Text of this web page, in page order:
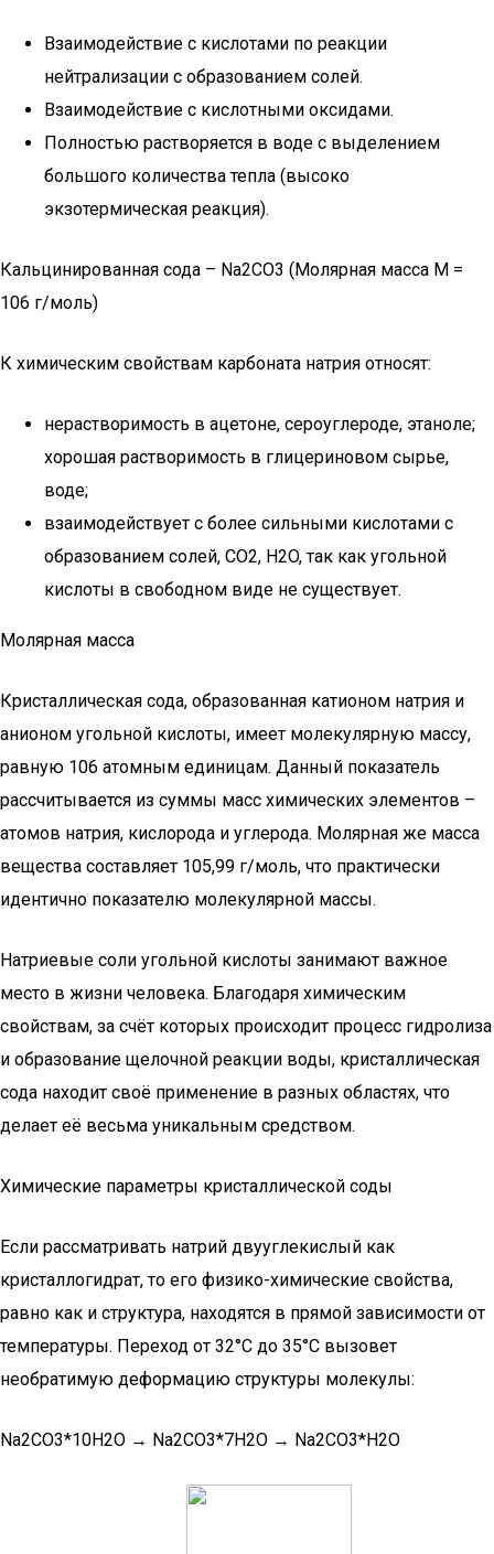
Взаимодействие с кислотами по реакции
нейтрализации с образованием солей.
Взаимодействие с кислотными оксидами.
Полностью растворяется в воде с выделением
большого количества тепла (высоко
экзотермическая реакция).
Кальцинированная сода – Na2CO3 (Молярная масса M =
106 г/моль)
К химическим свойствам карбоната натрия относят:
нерастворимость в ацетоне, сероуглероде, этаноле;
хорошая растворимость в глицериновом сырье,
воде;
взаимодействует с более сильными кислотами с
образованием солей, CO2, H2O, так как угольной
кислоты в свободном виде не существует.
Молярная масса
Кристаллическая сода, образованная катионом натрия и
анионом угольной кислоты, имеет молекулярную массу,
равную 106 атомным единицам. Данный показатель
рассчитывается из суммы масс химических элементов –
атомов натрия, кислорода и углерода. Молярная же масса
вещества составляет 105,99 г/моль, что практически
идентично показателю молекулярной массы.
Натриевые соли угольной кислоты занимают важное
место в жизни человека. Благодаря химическим
свойствам, за счёт которых происходит процесс гидролиза
и образование щелочной реакции воды, кристаллическая
сода находит своё применение в разных областях, что
делает её весьма уникальным средством.
Химические параметры кристаллической соды
Если рассматривать натрий двууглекислый как
кристаллогидрат, то его физико-химические свойства,
равно как и структура, находятся в прямой зависимости от
температуры. Переход от 32°С до 35°С вызовет
необратимую деформацию структуры молекулы:
Na2CO3*10H2O → Na2CO3*7H2O → Na2CO3*H2O